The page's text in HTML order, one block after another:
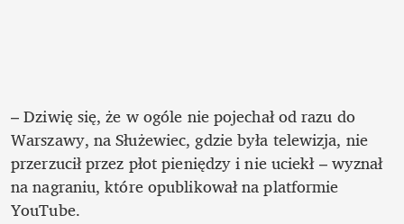
– Dziwię się, że w ogóle nie pojechał od razu do
Warszawy, na Służewiec, gdzie była telewizja, nie
przerzucił przez płot pieniędzy i nie uciekł – wyznał
na nagraniu, które opublikował na platformie
YouTube.